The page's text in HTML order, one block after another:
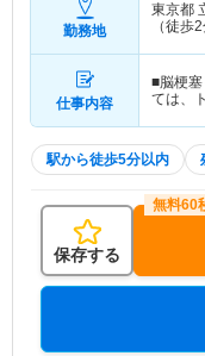
勤務地
東京都
（徒歩
仕事内容
■脳梗
ては、
駅から徒歩5分以内
保存する